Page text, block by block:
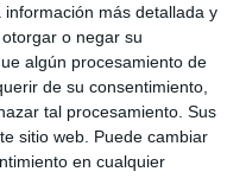
más detallada y
o negar su
algún procesamiento de
de su consentimiento,
tal procesamiento. Sus
sitio web. Puede cambiar
en cualquier
que la economía no variará
para impulsar ideas para
gestoras de activos ante las
de Cataluña está asegurada